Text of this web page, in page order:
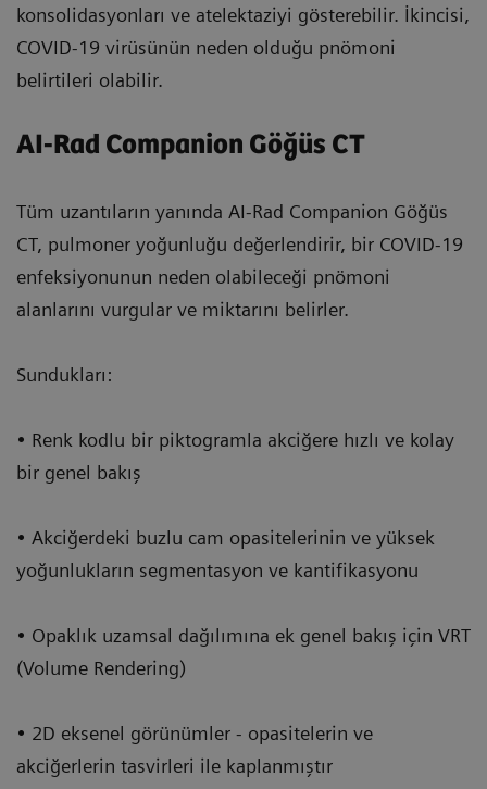
konsolidasyonları ve atelektaziyi gösterebilir. İkincisi,
COVID-19 virüsünün neden olduğu pnömoni
belirtileri olabilir.
AI-Rad Companion Göğüs CT
Tüm uzantıların yanında AI-Rad Companion Göğüs
CT, pulmoner yoğunluğu değerlendirir, bir COVID-19
enfeksiyonunun neden olabileceği pnömoni
alanlarını vurgular ve miktarını belirler.
Sundukları:
• Renk kodlu bir piktogramla akciğere hızlı ve kolay
bir genel bakış
• Akciğerdeki buzlu cam opasitelerinin ve yüksek
yoğunlukların segmentasyon ve kantifikasyonu
• Opaklık uzamsal dağılımına ek genel bakış için VRT
(Volume Rendering)
• 2D eksenel görünümler - opasitelerin ve
akciğerlerin tasvirleri ile kaplanmıştır